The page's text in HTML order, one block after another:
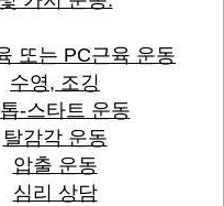
또는 PC근육 운동
수영, 조깅
-스타트 운동
탈감각 운동
압출 운동
심리 상담